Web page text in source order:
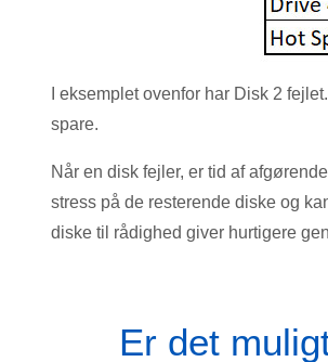
I eksemplet ovenfor har Disk 2
spare.
Når en disk fejler, er tid af
stress på de resterende diske og
diske til rådighed giver hurtigere
Er det